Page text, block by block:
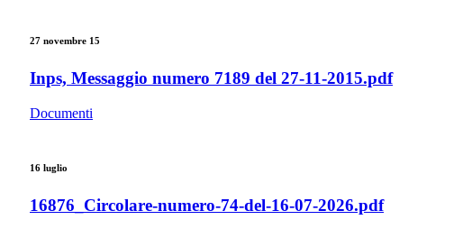
27 novembre 15
Inps, Messaggio numero 7189 del 27-11-2015.pdf
Documenti
16 luglio
16876_Circolare-numero-74-del-16-07-2026.pdf